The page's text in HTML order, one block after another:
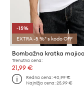
-15%
EXTRA -5 %* s kodo OFF
Trenutna cena:
21,99 €
Redna cena:40,99 €
Najnižja cena:25,99 €